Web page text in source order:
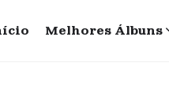
Melhores Álbuns